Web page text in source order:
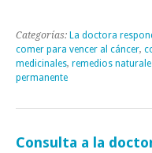
Categorías: La doctora
comer para vencer al cáncer,
medicinales, remedios
permanente
Consulta a la